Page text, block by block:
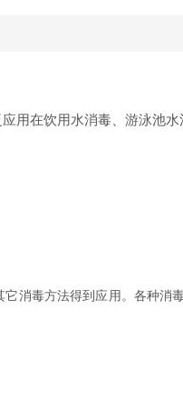
用在饮用水消毒、游泳池水
消毒方法得到应用。各种消